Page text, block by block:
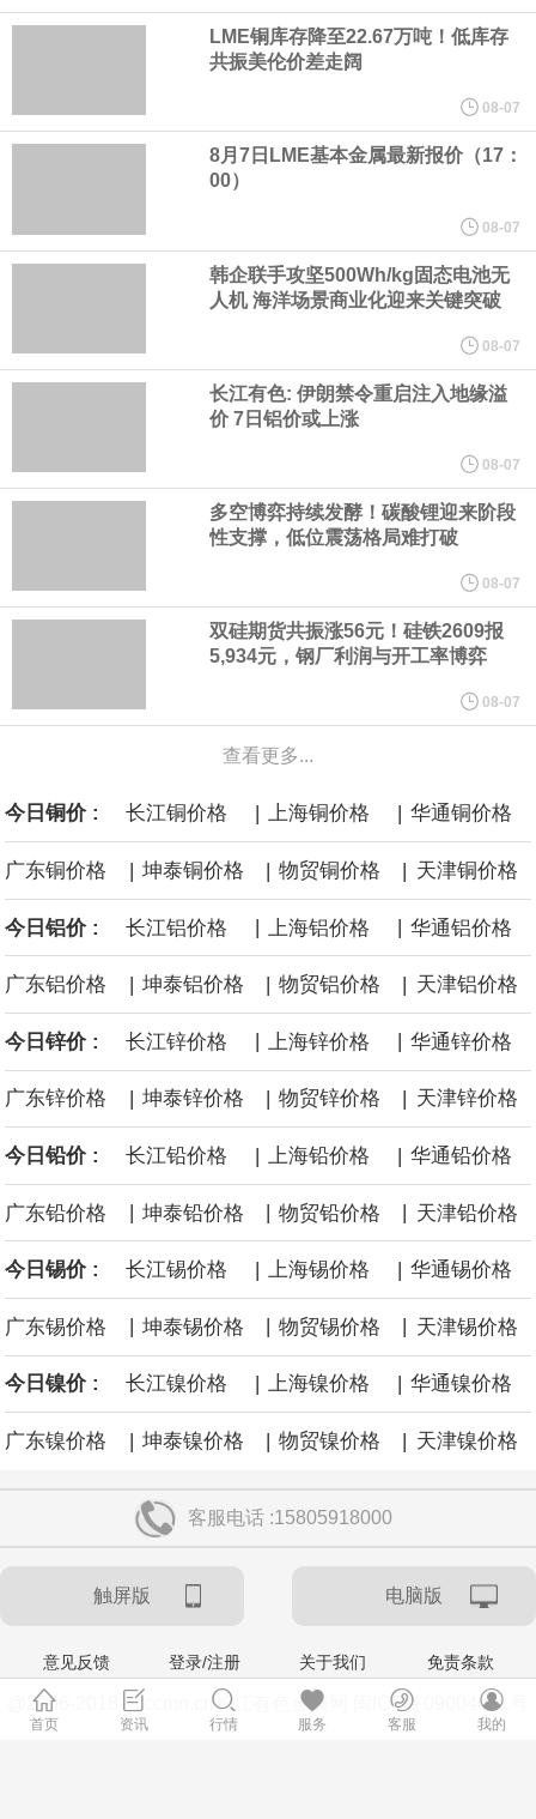
宇树科技董事长、总经理兼首席技术官王兴兴在网上路演时表示，
经过多年研发创新和技术积累，公司逐步形成了包括一体化关节集
成技术、高紧凑度机器人身体集成技术、机器人激光雷达全自研核
心技术等多项已商业化应用的核心技术并已应用于公司的高性能通
用人形机器人、四足机器人等产品。
美国总统特朗普6日否认他对国防部长赫格塞思不满，称对赫格塞思
所做的工作“非常满意”。特朗普在社交媒体上发帖称，一些媒体有关
他与赫格塞思就弹药短缺问题发生冲突的报道是“完全没有根据的谣
言”，他对赫格塞思所做的工作“非常满意”。
据报道，威刚近日在法说会上表示，在需求增加、价格走高及货源
稳定的三大有利因素带动下，预期第3季度营运将优于第2季度，并
进一步扩大全年营运成果。
美国国会预算办公室（CBO）于当地时间5日发布报告称，美国海军
计划建造的15艘核动力“特朗普级”（Trump-class）战列舰，从研发
到采购的总费用可能高达2750亿美元，为美国有史以来最昂贵的水
面战舰项目之一。 根据CBO的初步估算，首舰造价约234亿美元，
后续14艘平均每艘约180亿美元。
黄金价格有望录得自今年1月以来最大单周涨幅。油价走弱为金价提
令市场通胀预期下降，推动黄金价格从此前持续数周、位于4000美
元上方的盘整区间中进一步上涨。
LME铜库存降至22.67万吨！低库存
共振美伦价差走阔
08-07
8月7日LME基本金属最新报价（17：
00）
08-07
韩企联手攻坚500Wh/kg固态电池无
人机 海洋场景商业化迎来关键突破
08-07
长江有色: 伊朗禁令重启注入地缘溢
价 7日铝价或上涨
08-07
多空博弈持续发酵！碳酸锂迎来阶段
性支撑，低位震荡格局难打破
08-07
双硅期货共振涨56元！硅铁2609报
5,934元，钢厂利润与开工率博弈
08-07
查看更多...
今日铜价 : 长江铜价格 | 上海铜价格 | 华通铜价格
广东铜价格 | 坤泰铜价格 | 物贸铜价格 | 天津铜价格
今日铝价 : 长江铝价格 | 上海铝价格 | 华通铝价格
广东铝价格 | 坤泰铝价格 | 物贸铝价格 | 天津铝价格
今日锌价 : 长江锌价格 上海锌价格 华通锌价格
广东锌价格 | 坤泰锌价格 | 物贸锌价格 | 天津锌价格
今日铅价 : 长江铅价格 | 上海铅价格 | 华通铅价格
广东铅价格 | 坤泰铅价格 | 物贸铅价格 | 天津铅价格
今日锡价 : 长江锡价格 | 上海锡价格 | 华通锡价格
广东锡价格 坤泰锡价格 物贸锡价格 天津锡价格
今日镍价 : 长江镍价格 | 上海镍价格 | 华通镍价格
广东镍价格 | 坤泰镍价格 | 物贸镍价格 | 天津镍价格
客服电话 :15805918000
触屏版 电脑版
意见反馈 登录/注册 关于我们 免责条款
@2006-2018 m.ccmn.cn长江有色金属网 闽ICP备09004021号
首页 资讯 行情 服务 客服 我的